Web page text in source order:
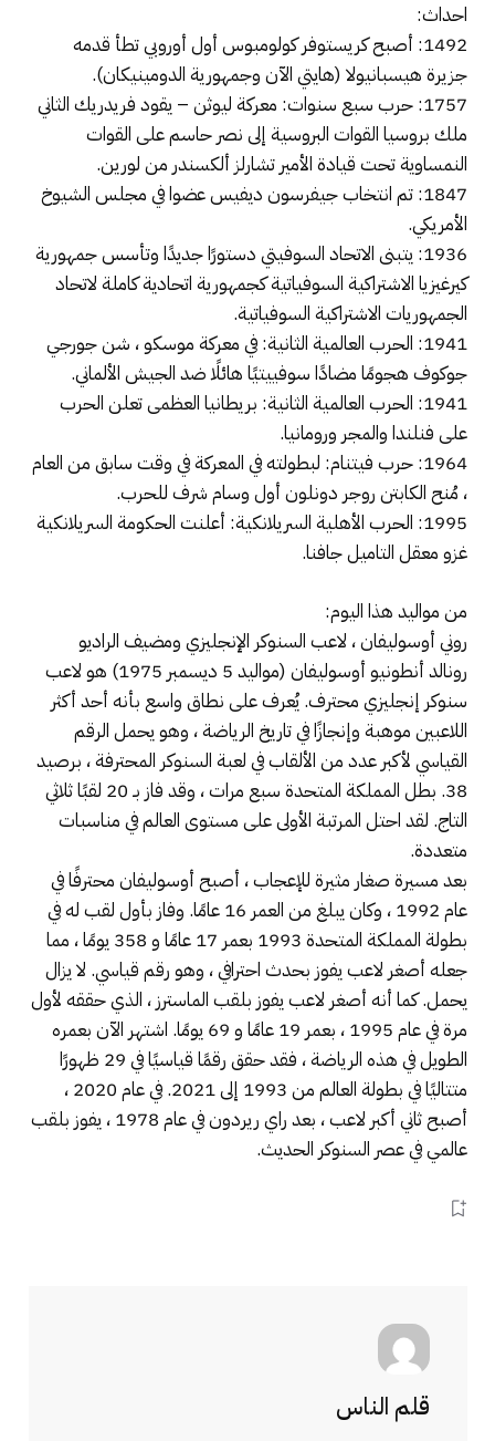
احداث:
1492: أصبح كريستوفر كولومبوس أول أوروبي تطأ قدمه
جزيرة هيسبانيولا (هايتي الآن وجمهورية الدومينيكان).
1757: حرب سبع سنوات: معركة ليوثن – يقود فريدريك الثاني
ملك بروسيا القوات البروسية إلى نصر حاسم على القوات
النمساوية تحت قيادة الأمير تشارلز ألكسندر من لورين.
1847: تم انتخاب جيفرسون ديفيس عضوا في مجلس الشيوخ
الأمريكي.
1936: يتبنى الاتحاد السوفيتي دستورًا جديدًا وتأسس جمهورية
كيرغيزيا الاشتراكية السوفياتية كجمهورية اتحادية كاملة لاتحاد
الجمهوريات الاشتراكية السوفياتية.
1941: الحرب العالمية الثانية: في معركة موسكو ، شن جورجي
جوكوف هجومًا مضادًا سوفييتيًا هائلًا ضد الجيش الألماني.
1941: الحرب العالمية الثانية: بريطانيا العظمى تعلن الحرب
على فنلندا والمجر ورومانيا.
1964: حرب فيتنام: لبطولته في المعركة في وقت سابق من العام
، مُنح الكابتن روجر دونلون أول وسام شرف للحرب.
1995: الحرب الأهلية السريلانكية: أعلنت الحكومة السريلانكية
غزو معقل التاميل جافنا.
من مواليد هذا اليوم:
روني أوسوليفان ، لاعب السنوكر الإنجليزي ومضيف الراديو
رونالد أنطونيو أوسوليفان (مواليد 5 ديسمبر 1975) هو لاعب
سنوكر إنجليزي محترف. يُعرف على نطاق واسع بأنه أحد أكثر
اللاعبين موهبة وإنجازًا في تاريخ الرياضة ، وهو يحمل الرقم
القياسي لأكبر عدد من الألقاب في لعبة السنوكر المحترفة ، برصيد
38. بطل المملكة المتحدة سبع مرات ، وقد فاز بـ 20 لقبًا ثلاثي
التاج. لقد احتل المرتبة الأولى على مستوى العالم في مناسبات
متعددة.
بعد مسيرة صغار مثيرة للإعجاب ، أصبح أوسوليفان محترفًا في
عام 1992 ، وكان يبلغ من العمر 16 عامًا. وفاز بأول لقب له في
بطولة المملكة المتحدة 1993 بعمر 17 عامًا و 358 يومًا ، مما
جعله أصغر لاعب يفوز بحدث احترافي ، وهو رقم قياسي. لا يزال
يحمل. كما أنه أصغر لاعب يفوز بلقب الماسترز ، الذي حققه لأول
مرة في عام 1995 ، بعمر 19 عامًا و 69 يومًا. اشتهر الآن بعمره
الطويل في هذه الرياضة ، فقد حقق رقمًا قياسيًا في 29 ظهورًا
متتاليًا في بطولة العالم من 1993 إلى 2021. في عام 2020 ،
أصبح ثاني أكبر لاعب ، بعد راي ريردون في عام 1978 ، يفوز بلقب
عالمي في عصر السنوكر الحديث.
قلم الناس